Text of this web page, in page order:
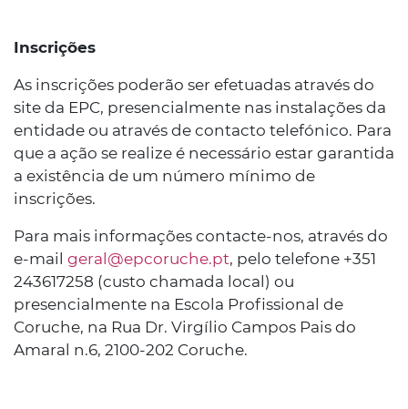
Inscrições
As inscrições poderão ser efetuadas através do
site da EPC, presencialmente nas instalações da
entidade ou através de contacto telefónico. Para
que a ação se realize é necessário estar garantida
a existência de um número mínimo de
inscrições.
Para mais informações contacte-nos, através do
e-mail geral@epcoruche.pt, pelo telefone +351
243617258 (custo chamada local) ou
presencialmente na Escola Profissional de
Coruche, na Rua Dr. Virgílio Campos Pais do
Amaral n.6, 2100-202 Coruche.